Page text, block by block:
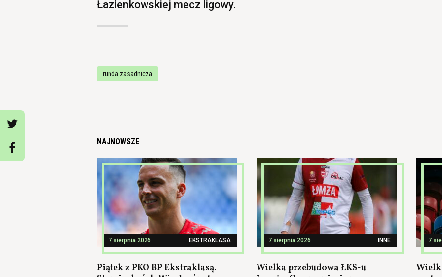
Łazienkowskiej mecz ligowy.
runda zasadnicza
NAJNOWSZE
7 sierpnia 2026 EKSTRAKLASA
Piątek z PKO BP Ekstraklasą.
7 sierpnia 2026 INNE
Wielka przebudowa ŁKS-u
7